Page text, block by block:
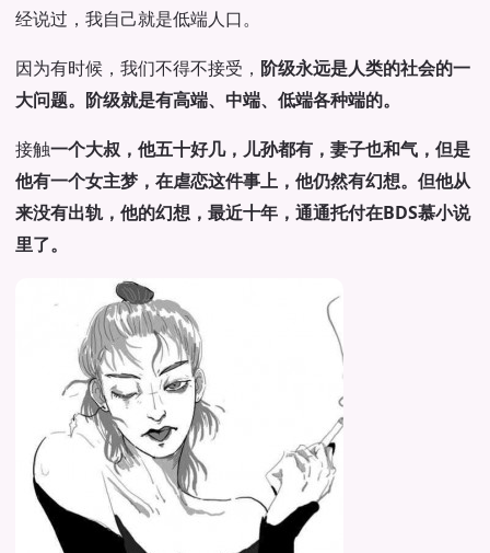
经说过，我自己就是低端人口。
因为有时候，我们不得不接受， 阶级永远是人类的社会的一
大问题。阶级就是有高端、中端、低端各种端的。
接触一个大叔，他五十好几，儿孙都有，妻子也和气，但是
他有一个女主梦，在虐恋这件事上，他仍然有幻想。但他从
来没有出轨，他的幻想，最近十年，通通托付在BDS慕小说
里了。